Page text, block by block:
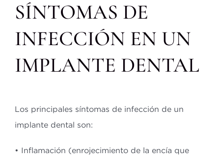
SÍNTOMAS DE
INFECCIÓN EN UN
IMPLANTE DENTAL
Los principales síntomas de infección de un
implante dental son:
• Inflamación (enrojecimiento de la encía que